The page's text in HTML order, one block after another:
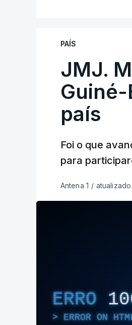
PAÍS
JMJ.
país
Foi o que
para
Antena 1 / atualizado
ERRO
ERROR ON